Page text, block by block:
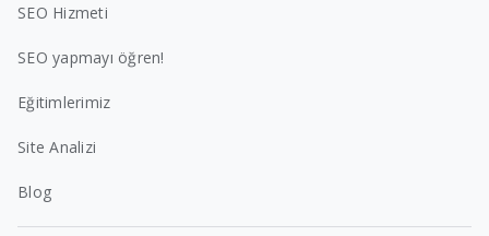
SEO Hizmeti
SEO yapmayı öğren!
Eğitimlerimiz
Site Analizi
Blog